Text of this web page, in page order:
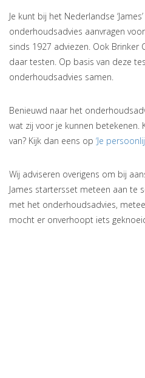
Je kunt bij het Nederlandse
onderhoudsadvies aanvragen
sinds 1927 adviezen. Ook Brinker
daar testen. Op basis van deze
onderhoudsadvies samen.
Benieuwd naar het
wat zij voor je kunnen betekenen.
van? Kijk dan eens op ‘Je
Wij adviseren overigens om bij
James startersset meteen aan te
met het onderhoudsadvies,
mocht er onverhoopt iets